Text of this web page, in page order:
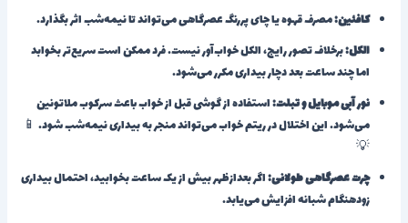
کافئین:مصرف قهوه یا چای پررنگ عصرگاهی می‌تواند تا نیمه‌شب اثر بگذارد.
الکل:برخلاف تصور رایج، الکل خواب‌آور نیست. فرد ممکن است سریع‌تر بخوابد
اما چند ساعت بعد دچار بیداری مکرر می‌شود.
نور آبی موبایل و تبلت:استفاده از گوشی قبل از خواب باعث سرکوب ملاتونین
می‌شود. این اختلال در ریتم خواب می‌تواند منجر به بیداری نیمه‌شب شود. 📱
💡
چرت عصرگاهی طولانی:اگر بعدازظهر بیش از یک ساعت بخوابید، احتمال بیداری
زودهنگام شبانه افزایش می‌یابد.